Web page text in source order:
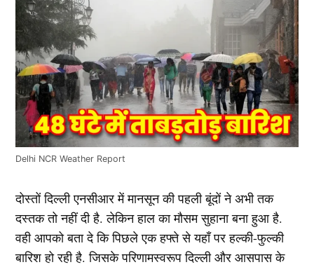
Delhi NCR Weather Report
दोस्तों दिल्ली एनसीआर में मानसून की पहली बूंदों ने अभी तक
दस्तक तो नहीं दी है. लेकिन हाल का मौसम सुहाना बना हुआ है.
वही आपको बता दे कि पिछले एक हफ्ते से यहाँ पर हल्की-फुल्की
बारिश हो रही है. जिसके परिणामस्वरूप दिल्ली और आसपास के